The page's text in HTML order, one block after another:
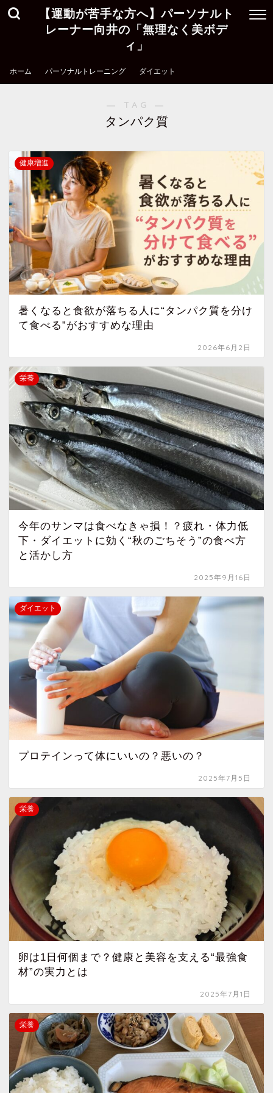
【運動が苦手な方へ】パーソナルト
レーナー向井の「無理なく美ボデ
ィ」
ホーム パーソナルトレーニング ダイエット
― TAG ―
タンパク質
健康増進
暑くなると食欲が落ちる人に“タンパク質を分け
て食べる”がおすすめな理由
2026年6月2日
栄養
今年のサンマは食べなきゃ損！？疲れ・体力低
下・ダイエットに効く“秋のごちそう”の食べ方
と活かし方
2025年9月16日
ダイエット
プロテインって体にいいの？悪いの？
2025年7月5日
栄養
卵は1日何個まで？健康と美容を支える“最強食
材”の実力とは
2025年7月1日
栄養